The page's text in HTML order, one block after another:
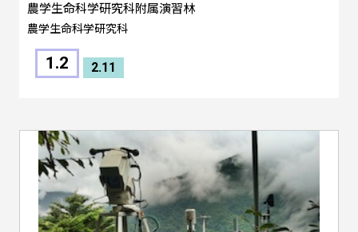
農学生命科学研究科附属演習林
農学生命科学研究科
1.2 2.11